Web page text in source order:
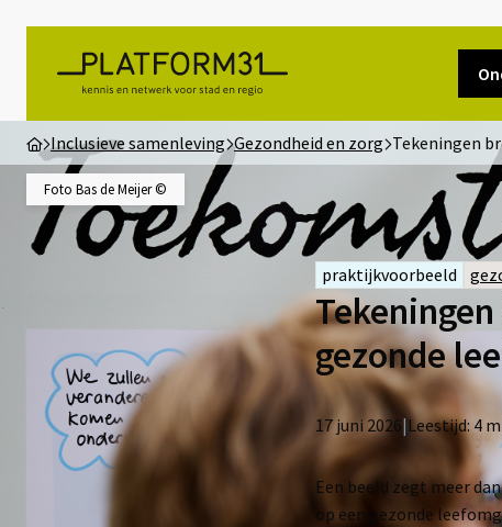
Inclusieve samenleving Gezondheid en zorg Tekeningen
Foto Bas de Meijer ©
praktijkvoorbeeld
gezonde
17 juni 2026| Leestijd: 4
Een beeld zegt meer
op een gezonde